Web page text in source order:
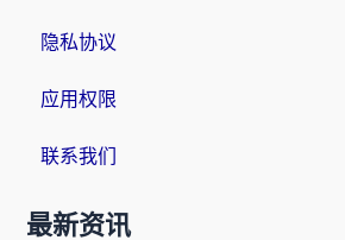
隐私协议
应用权限
联系我们
最新资讯